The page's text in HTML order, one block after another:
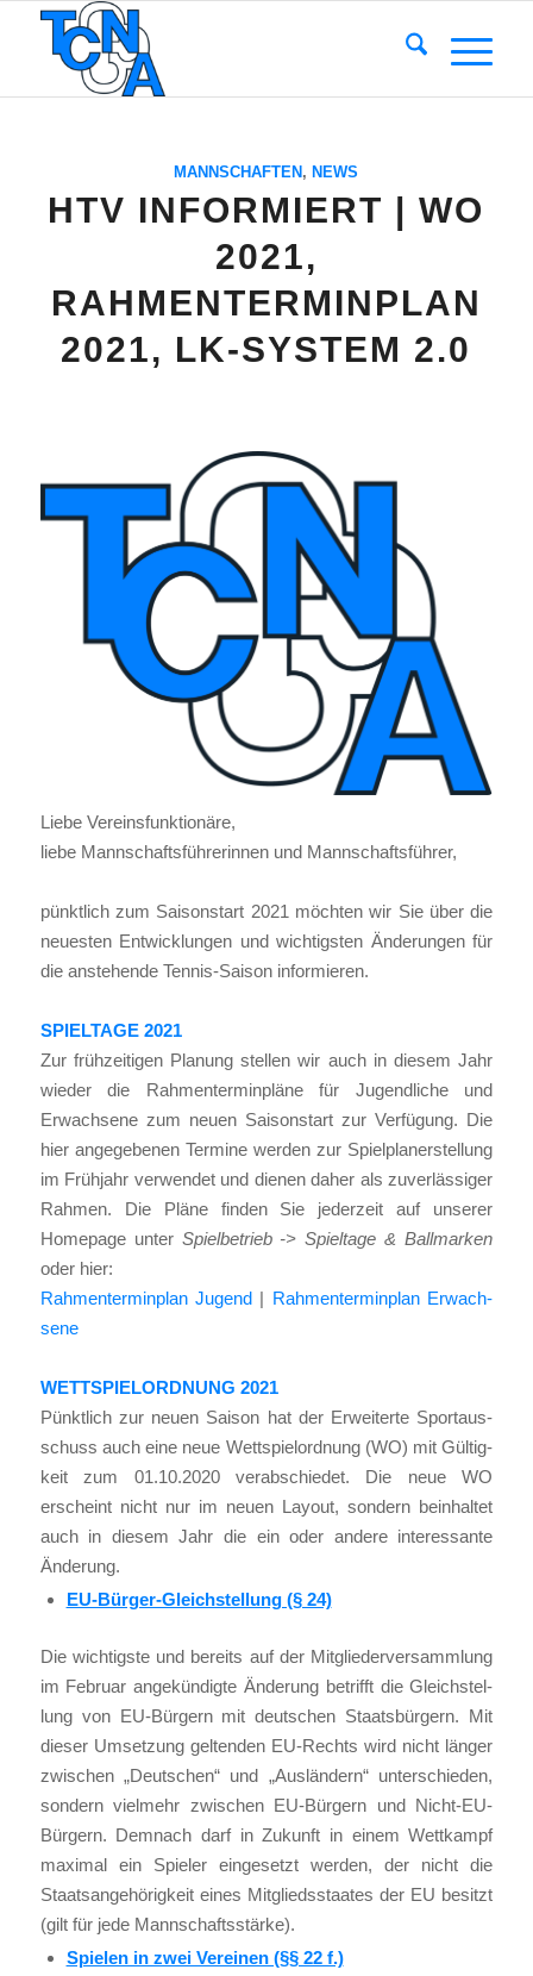
MANNSCHAFTEN , NEWS
HTV INFORMIERT | WO
2021,
RAHMENTERMINPLAN
2021, LK-SYSTEM 2.0
Lie­be Ver­eins­funk­tio­nä­re,
lie­be Mann­schafts­füh­re­rin­nen und Mann­schafts­füh­rer,
pünkt­lich zum Sai­son­start 2021 möch­ten wir Sie über die
neu­es­ten Ent­wick­lun­gen und wich­tigs­ten Ände­run­gen für
die anste­hen­de Ten­nis-Sai­son infor­mie­ren.
SPIELTAGE 2021
Zur früh­zei­ti­gen Pla­nung stel­len wir auch in die­sem Jahr
wie­der die Rah­men­ter­min­plä­ne für Jugend­li­che und
Erwach­se­ne zum neu­en Sai­son­start zur Ver­fü­gung. Die
hier ange­ge­be­nen Ter­mi­ne wer­den zur Spiel­plan­er­stel­lung
im Früh­jahr ver­wen­det und die­nen daher als zuver­läs­si­ger
Rah­men. Die Plä­ne fin­den Sie jeder­zeit auf unse­rer
Home­page unter Spiel­be­trieb ->Spiel­ta­ge & Ball­mar­ken
oder hier:
Rah­men­ter­min­plan Jugend | Rah­men­ter­min­plan Erwach­
se­ne
WETTSPIELORDNUNG 2021
Pünkt­lich zur neu­en Sai­son hat der Erwei­ter­te Sport­aus­
schuss auch eine neue Wett­spiel­ord­nung (WO) mit Gül­tig­
keit zum 01.10.2020 ver­ab­schie­det. Die neue WO
erscheint nicht nur im neu­en Lay­out, son­dern beinhal­tet
auch in die­sem Jahr die ein oder ande­re inter­es­san­te
Ände­rung.
EU-Bür­ger-Gleich­stel­lung (§ 24)
Die wich­tigs­te und bereits auf der Mit­glie­der­ver­samm­lung
im Febru­ar ange­kün­dig­te Ände­rung betrifft die Gleich­stel­
lung von EU-Bür­gern mit deut­schen Staats­bür­gern. Mit
die­ser Umset­zung gel­ten­den EU-Rechts wird nicht län­ger
zwi­schen „Deut­schen“ und „Aus­län­dern“ unter­schie­den,
son­dern viel­mehr zwi­schen EU-Bür­gern und Nicht-EU-
Bür­gern. Dem­nach darf in Zukunft in einem Wett­kampf
maxi­mal ein Spie­ler ein­ge­setzt wer­den, der nicht die
Staats­an­ge­hö­rig­keit eines Mit­glieds­staa­tes der EU besitzt
(gilt für jede Mann­schafts­stär­ke).
Spie­len in zwei Ver­ei­nen (§§ 22 f.)